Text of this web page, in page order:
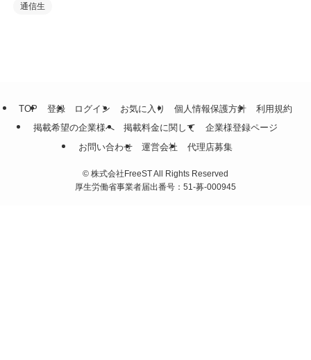
通信生
TOP 登録 ログイン お気に入り 個人情報保護方針
利用規約
掲載希望の企業様へ
掲載料金に関して
企業様登録ページ
お問い合わせ
運営会社 代理店募集
© 株式会社FreeST All Rights Reserved
厚生労働省事業者届出番号：51-募-000945